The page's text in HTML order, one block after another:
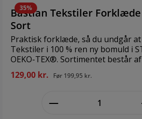
35%
Bastian Tekstiler Forklæde
Sort
Praktisk forklæde, så du undgår
Tekstiler i 100 % ren ny bomuld i
OEKO-TEX®. Sortimentet består
mundservietter og køkkentekstiler
både klassiske og moderigtige farver. Brand:
Størrelse: 95 x 80 cm Materiale:
129,00 kr. Før 199,95 kr.